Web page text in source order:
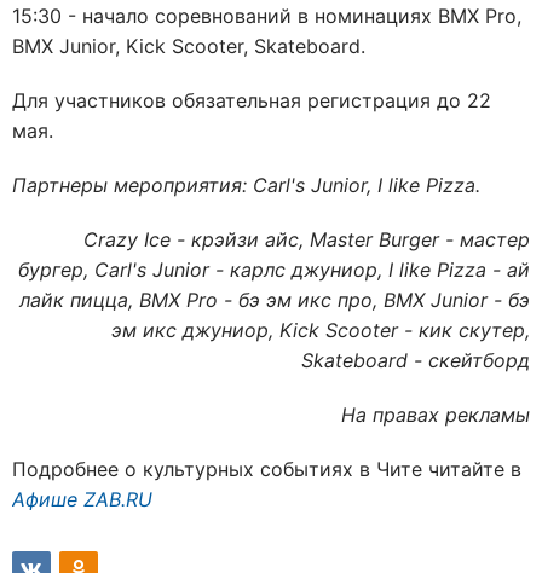
15:30 - начало соревнований в номинациях BMX Pro,
BMX Junior, Kick Scooter, Skateboard.
Для участников обязательная регистрация до 22
мая.
Партнеры мероприятия: Carl's Junior, I like Pizza.
Crazy Ice - крэйзи айс, Master Burger - мастер
бургер, Carl's Junior - карлс джуниор, I like Pizza - ай
лайк пицца, BMX Pro - бэ эм икс про, BMX Junior - бэ
эм икс джуниор, Kick Scooter - кик скутер,
Skateboard - скейтборд
На правах рекламы
Подробнее о культурных событиях в Чите читайте в
Афише ZAB.RU